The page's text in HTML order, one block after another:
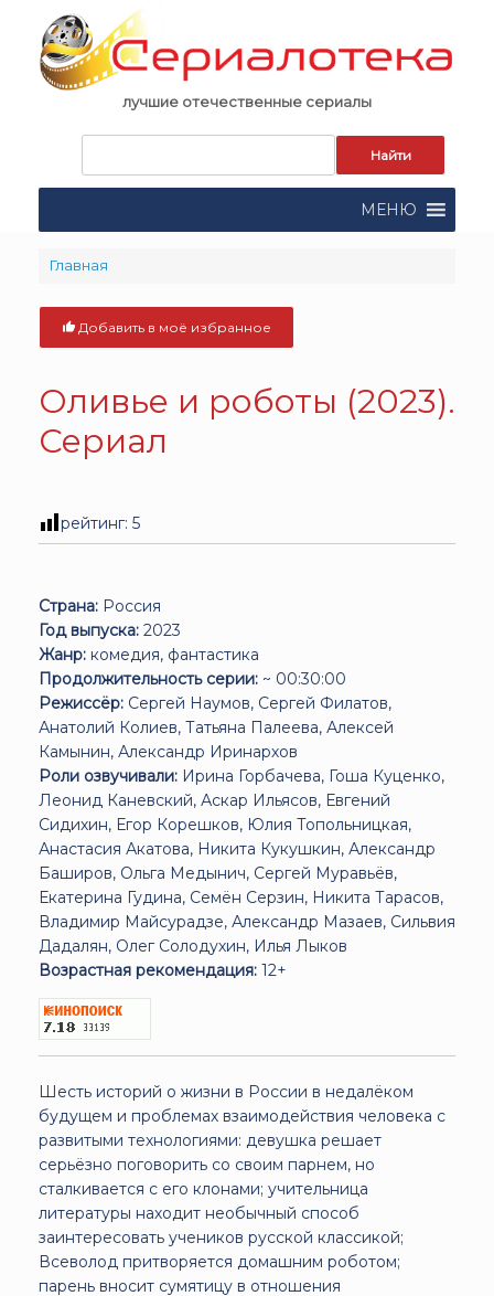
content
лучшие отечественные сериалы
поиска:
МЕНЮ
Главная
Добавить в моё избранное
Оливье и роботы (2023).
Сериал
рейтинг: 5
Страна: Россия
Год выпуска: 2023
Жанр: комедия, фантастика
Продолжительность серии: ~ 00:30:00
Режиссёр: Сергей Наумов, Сергей Филатов,
Анатолий Колиев, Татьяна Палеева, Алексей
Камынин, Александр Иринархов
Роли озвучивали: Ирина Горбачева, Гоша Куценко,
Леонид Каневский, Аскар Ильясов, Евгений
Сидихин, Егор Корешков, Юлия Топольницкая,
Анастасия Акатова, Никита Кукушкин, Александр
Баширов, Ольга Медынич, Сергей Муравьёв,
Екатерина Гудина, Семён Серзин, Никита Тарасов,
Владимир Майсурадзе, Александр Мазаев, Сильвия
Дадалян, Олег Солодухин, Илья Лыков
Возрастная рекомендация: 12+
Шесть историй о жизни в России в недалёком
будущем и проблемах взаимодействия человека с
развитыми технологиями: девушка решает
серьёзно поговорить со своим парнем, но
сталкивается с его клонами; учительница
литературы находит необычный способ
заинтересовать учеников русской классикой;
Всеволод притворяется домашним роботом;
парень вносит сумятицу в отношения